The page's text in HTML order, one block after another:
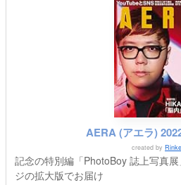
AERA (アエラ)
created by
記念の特別編「PhotoBoy 誌上写真
ジの拡大版でお届け